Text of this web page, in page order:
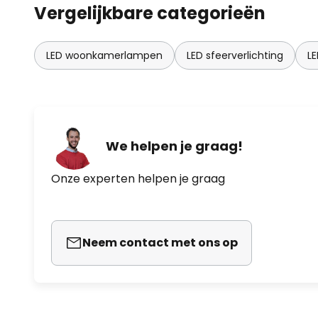
Vergelijkbare categorieën
LED woonkamerlampen LED sfeerverlichting
We helpen je graag!
Onze experten helpen je graag
Neem contact met ons op